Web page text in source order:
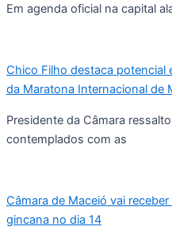
Em agenda oficial na capital
Chico Filho destaca
da Maratona Internacional de
Presidente da Câmara
contemplados com as
Câmara de Maceió vai
gincana no dia 14